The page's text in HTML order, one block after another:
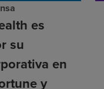
es
su
en
y